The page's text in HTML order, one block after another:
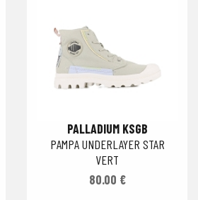
PALLADIUM KSGB
PAMPA UNDERLAYER STAR
VERT
80.00 €